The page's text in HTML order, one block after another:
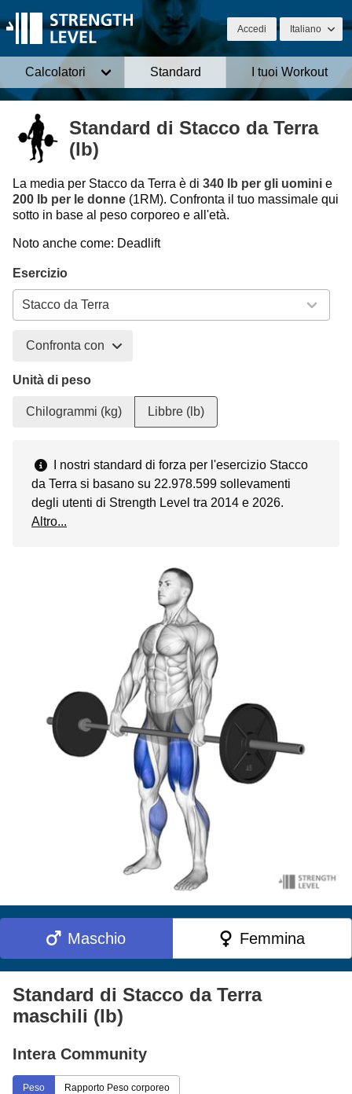
Accedi Italiano
Calcolatori Standard I tuoi Workout
Standard di Stacco da Terra
(lb)
La media per Stacco da Terra è di 340 lb per gli uomini e
200 lb per le donne (1RM). Confronta il tuo massimale qui
sotto in base al peso corporeo e all'età.
Noto anche come: Deadlift
Esercizio
Confronta con
Unità di peso
Chilogrammi (kg) Libbre (lb)
I nostri standard di forza per l'esercizio Stacco
da Terra si basano su 22.978.599 sollevamenti
degli utenti di Strength Level tra 2014 e 2026.
Altro...
Maschio Femmina
Standard di Stacco da Terra
maschili (lb)
Intera Community
Peso Rapporto Peso corporeo